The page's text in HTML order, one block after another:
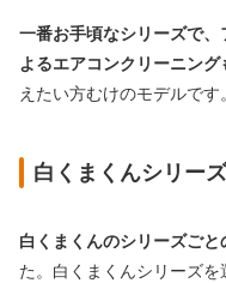
一番お手頃なシリーズで
よるエアコンクリーニング
えたい方むけのモデルです
白くまくんシリー
白くまくんのシリーズごと
た。白くまくんシリーズを